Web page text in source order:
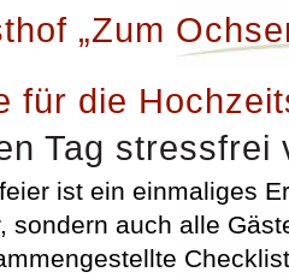
„Zum
für die
Tag stressfrei
ist ein einmaliges
sondern auch alle